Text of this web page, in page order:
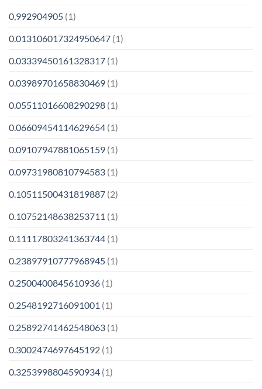
0,992904905 (1)
0.013106017324950647 (1)
0.03339450161328317 (1)
0.03989701658830469 (1)
0.05511016608290298 (1)
0.06609454114629654 (1)
0.09107947881065159 (1)
0.09731980810794583 (1)
0.10511500431819887 (2)
0.10752148638253711 (1)
0.11117803241363744 (1)
0.23897910777968945 (1)
0.2500400845610936 (1)
0.2548192716091001 (1)
0.25892741462548063 (1)
0.3002474697645192 (1)
0.3253998804590934 (1)